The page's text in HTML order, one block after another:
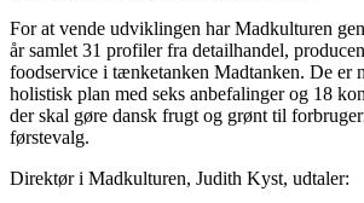
For at vende udviklingen har Madkulturen
år samlet 31 profiler fra detailhandel,
foodservice i tænketanken Madtanken. De er
holistisk plan med seks anbefalinger og 18
der skal gøre dansk frugt og grønt til
førstevalg.
Direktør i Madkulturen, Judith Kyst, udtaler: